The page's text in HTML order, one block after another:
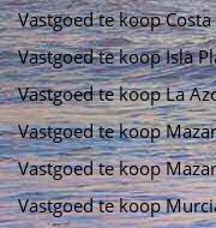
Vastgoed te koop Costa
Vastgoed te koop Isla
Vastgoed te koop La
Vastgoed te koop
Vastgoed te koop
Vastgoed te koop